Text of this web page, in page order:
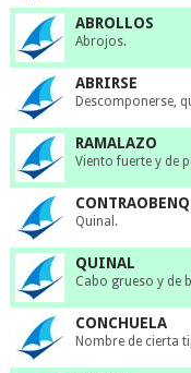
ABROLLOS
Abrojos.
ABRIRSE
Descomponerse,
RAMALAZO
Viento fuerte y de
Quinal.
QUINAL
Cabo grueso y de
CONCHUELA
Nombre de cierta